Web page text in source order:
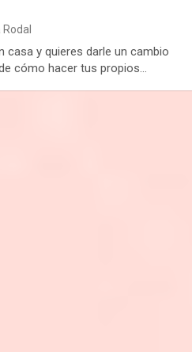
casa y quieres darle un cambio
cómo hacer tus propios…